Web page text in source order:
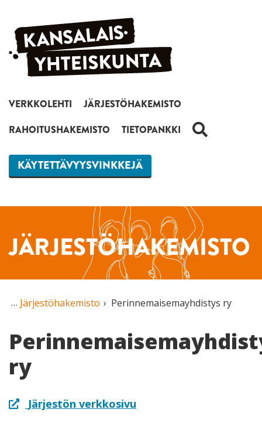
Siirry sisältöön
VERKKOLEHTI
JÄRJESTÖHAKEMISTO
RAHOITUSHAKEMISTO
TIETOPANKKI HAKU
KÄYTETTÄVYYSVINKKEJÄ
JÄRJESTÖHAKEMISTO
Järjestöhakemisto Perinnemaisemayhdistys ry
ry
Järjestön verkkosivu